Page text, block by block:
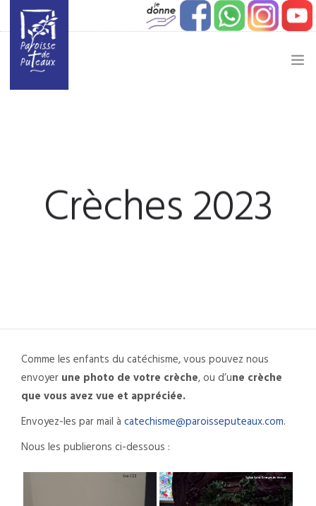
ETAPES DE VIE
Crèches 2023
Comme les enfants du catéchisme, vous pouvez nous
envoyer une photo de votre crèche, ou d’une crèche
que vous avez vue et appréciée.
Envoyez-les par mail à catechisme@paroisseputeaux.com.
Nous les publierons ci-dessous :